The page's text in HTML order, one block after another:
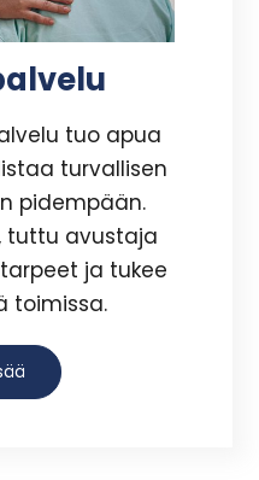
tuo apua
turvallisen
pidempään.
tuttu avustaja
ja tukee
toimissa.